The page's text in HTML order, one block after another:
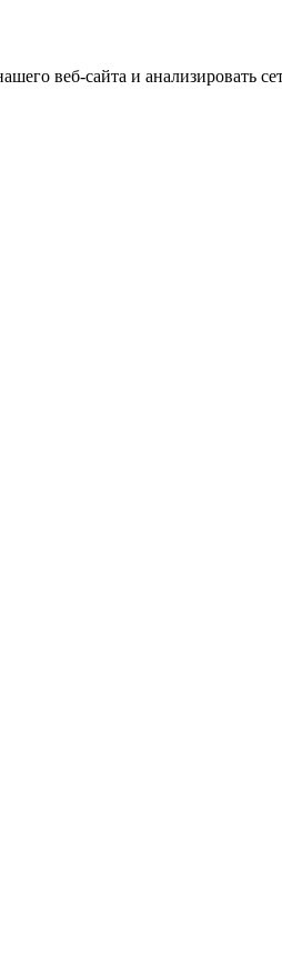
веб-сайта и анализировать